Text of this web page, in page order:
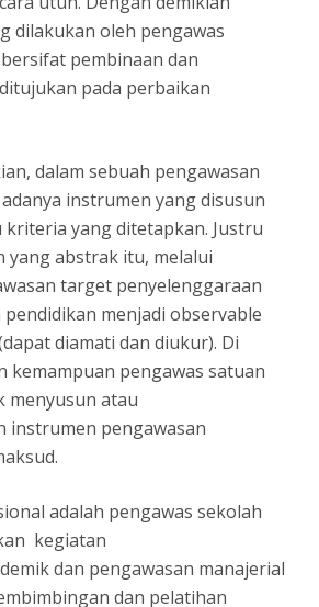
dilakukan oleh pengawas
pembinaan dan
pada perbaikan
dalam sebuah pengawasan
instrumen yang disusun
yang ditetapkan. Justru
yang abstrak itu, melalui
target penyelenggaraan
menjadi observable
diamati dan diukur). Di
kemampuan pengawas satuan
menyusun atau
instrumen pengawasan
adalah pengawas sekolah
kegiatan
dan pengawasan manajerial
dan pelatihan